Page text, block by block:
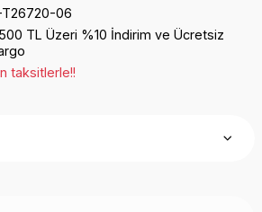
T26720-06
TL Üzeri %10 İndirim ve Ücretsiz
taksitlerle!!